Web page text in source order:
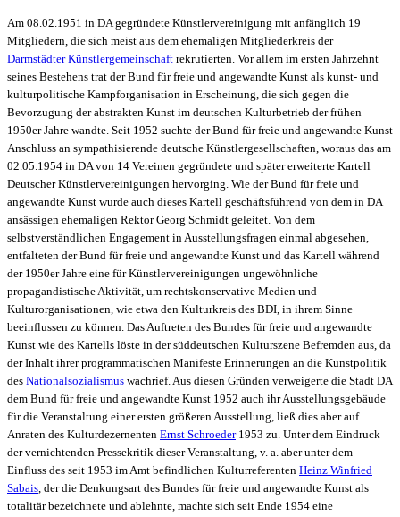
Am 08.02.1951 in DA gegründete Künstlervereinigung mit anfänglich 19
Mitgliedern, die sich meist aus dem ehemaligen Mitgliederkreis der
Darmstädter Künstlergemeinschaft rekrutierten. Vor allem im ersten Jahrzehnt
seines Bestehens trat der Bund für freie und angewandte Kunst als kunst- und
kulturpolitische Kampforganisation in Erscheinung, die sich gegen die
Bevorzugung der abstrakten Kunst im deutschen Kulturbetrieb der frühen
1950er Jahre wandte. Seit 1952 suchte der Bund für freie und angewandte Kunst
Anschluss an sympathisierende deutsche Künstlergesellschaften, woraus das am
02.05.1954 in DA von 14 Vereinen gegründete und später erweiterte Kartell
Deutscher Künstlervereinigungen hervorging. Wie der Bund für freie und
angewandte Kunst wurde auch dieses Kartell geschäftsführend von dem in DA
ansässigen ehemaligen Rektor Georg Schmidt geleitet. Von dem
selbstverständlichen Engagement in Ausstellungsfragen einmal abgesehen,
entfalteten der Bund für freie und angewandte Kunst und das Kartell während
der 1950er Jahre eine für Künstlervereinigungen ungewöhnliche
propagandistische Aktivität, um rechtskonservative Medien und
Kulturorganisationen, wie etwa den Kulturkreis des BDI, in ihrem Sinne
beeinflussen zu können. Das Auftreten des Bundes für freie und angewandte
Kunst wie des Kartells löste in der süddeutschen Kulturszene Befremden aus, da
der Inhalt ihrer programmatischen Manifeste Erinnerungen an die Kunstpolitik
des Nationalsozialismus wachrief. Aus diesen Gründen verweigerte die Stadt DA
dem Bund für freie und angewandte Kunst 1952 auch ihr Ausstellungsgebäude
für die Veranstaltung einer ersten größeren Ausstellung, ließ dies aber auf
Anraten des Kulturdezernenten Ernst Schroeder1953 zu. Unter dem Eindruck
der vernichtenden Pressekritik dieser Veranstaltung, v. a. aber unter dem
Einfluss des seit 1953 im Amt befindlichen Kulturreferenten Heinz Winfried
Sabais , der die Denkungsart des Bundes für freie und angewandte Kunst als
totalitär bezeichnete und ablehnte, machte sich seit Ende 1954 eine